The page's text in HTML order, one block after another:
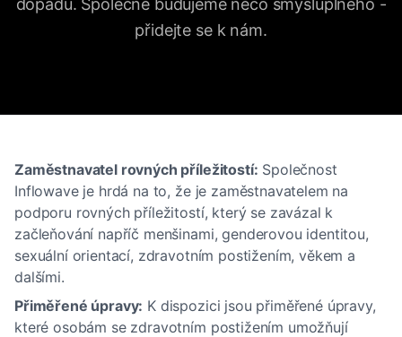
dopadu. Společně budujeme něco smysluplného -
přidejte se k nám.
Zaměstnavatel rovných příležitostí: Společnost
Inflowave je hrdá na to, že je zaměstnavatelem na
podporu rovných příležitostí, který se zavázal k
začleňování napříč menšinami, genderovou identitou,
sexuální orientací, zdravotním postižením, věkem a
dalšími.
Přiměřené úpravy: K dispozici jsou přiměřené úpravy,
které osobám se zdravotním postižením umožňují